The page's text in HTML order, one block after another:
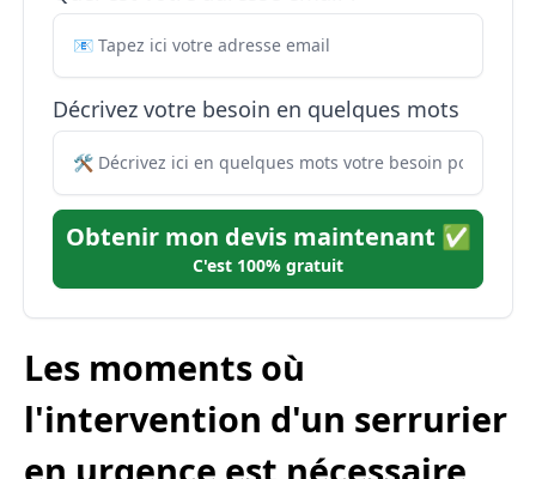
Décrivez votre besoin en quelques mots
Obtenir mon devis maintenant ✅
C'est 100% gratuit
Les moments où
l'intervention d'un serrurier